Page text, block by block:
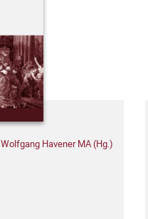
Wolfgang Havener MA (Hg.)